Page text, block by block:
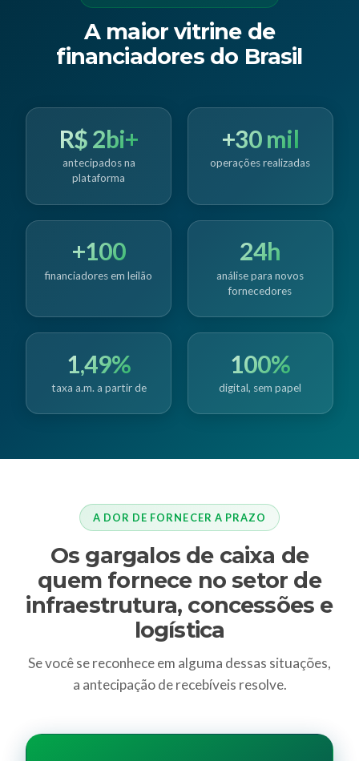
A maior vitrine de
financiadores do Brasil
R$ 2bi+
antecipados na
plataforma
+30 mil
operações realizadas
+100
financiadores em leilão
24h
análise para novos
fornecedores
1,49%
taxa a.m. a partir de
100%
digital, sem papel
A DOR DE FORNECER A PRAZO
Os gargalos de caixa de
quem fornece no setor de
infraestrutura, concessões e
logística
Se você se reconhece em alguma dessas situações,
a antecipação de recebíveis resolve.